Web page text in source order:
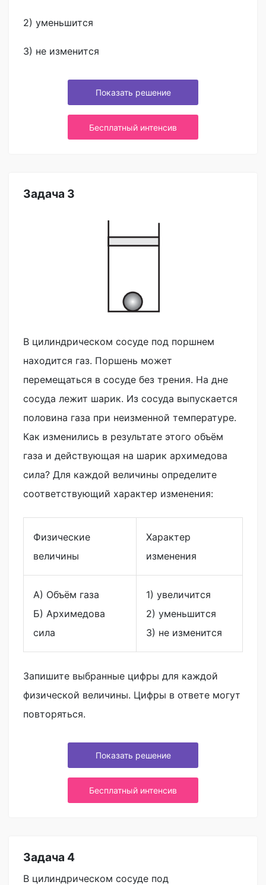
2) уменьшится
3) не изменится
Показать решение
Бесплатный интенсив
Задача 3
В цилиндрическом сосуде под поршнем
находится газ. Поршень может
перемещаться в сосуде без трения. На дне
сосуда лежит шарик. Из сосуда выпускается
половина газа при неизменной температуре.
Как изменились в результате этого объём
газа и действующая на шарик архимедова
сила? Для каждой величины определите
соответствующий характер изменения:
Физические
величины
Характер
изменения
A) Объём газа
Б) Архимедова
сила
1) увеличится
2) уменьшится
3) не изменится
Запишите выбранные цифры для каждой
физической величины. Цифры в ответе могут
повторяться.
Показать решение
Бесплатный интенсив
Задача 4
В цилиндрическом сосуде под